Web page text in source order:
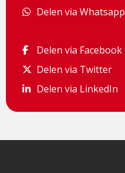
Delen via Whatsapp
Delen via Whatsapp
Delen via Facebook
Delen via Facebook
Delen via Twitter
Delen via Twitter
Delen via LinkedIn
Delen via LinkedIn